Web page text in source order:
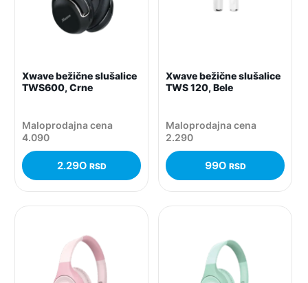
Xwave bežične slušalice
TWS600, Crne
Maloprodajna cena
4.090
2.290 RSD
Xwave bežične slušalice
TWS 120, Bele
Maloprodajna cena
2.290
990 RSD